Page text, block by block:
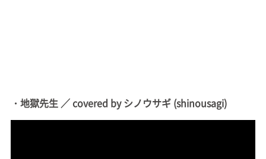
・地獄先生 ／ covered by シノウサギ (shinousagi)